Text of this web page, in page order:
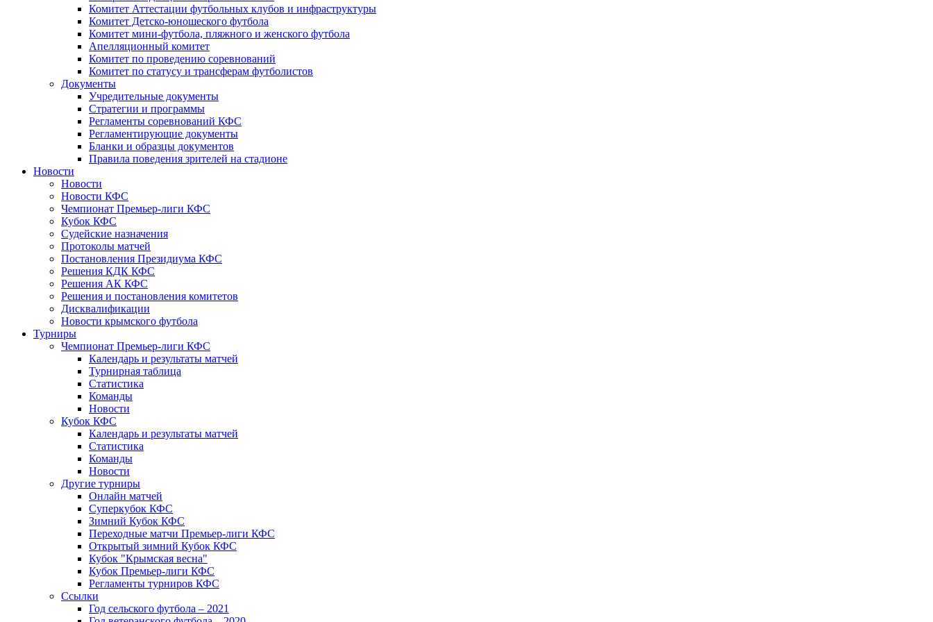
Комитет Аттестации футбольных клубов и инфраструктуры
Комитет Детско-юношеского футбола
Комитет мини-футбола, пляжного и женского футбола
Апелляционный комитет
Комитет по проведению соревнований
Комитет по статусу и трансферам футболистов
Документы
Учредительные документы
Стратегии и программы
Регламенты соревнований КФС
Регламентирующие документы
Бланки и образцы документов
Правила поведения зрителей на стадионе
Новости
Новости
Новости КФС
Чемпионат Премьер-лиги КФС
Кубок КФС
Судейские назначения
Протоколы матчей
Постановления Президиума КФС
Решения КДК КФС
Решения АК КФС
Решения и постановления комитетов
Дисквалификации
Новости крымского футбола
Турниры
Чемпионат Премьер-лиги КФС
Календарь и результаты матчей
Турнирная таблица
Статистика
Команды
Новости
Кубок КФС
Календарь и результаты матчей
Статистика
Команды
Новости
Другие турниры
Онлайн матчей
Суперкубок КФС
Зимний Кубок КФС
Переходные матчи Премьер-лиги КФС
Открытый зимний Кубок КФС
Кубок "Крымская весна"
Кубок Премьер-лиги КФС
Регламенты турниров КФС
Ссылки
Год сельского футбола – 2021